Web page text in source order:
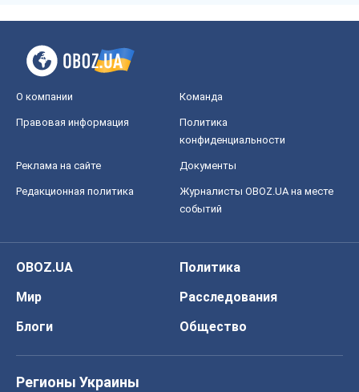
О компании Команда
Правовая информация
Политика
конфиденциальности
Реклама на сайте Документы
Редакционная политика
Журналисты OBOZ.UA на месте
событий
OBOZ.UA
Политика
Мир
Расследования
Блоги
Общество
Регионы Украины